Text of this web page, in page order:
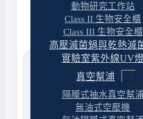
動物研究工作站
Class II 生物安全櫃
Class III 生物安全櫃
高壓滅菌鍋與乾熱滅
實驗室紫外線UV燈
真空幫浦
隔膜式抽水真空幫浦
無油式空壓機
197330-11